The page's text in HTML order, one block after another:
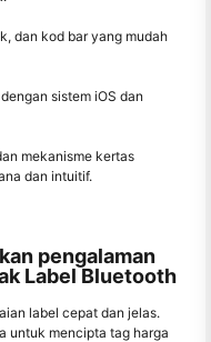
dan kod bar yang mudah
sistem iOS dan
mekanisme kertas
dan intuitif.
pengalaman
Label Bluetooth
label cepat dan jelas.
untuk mencipta tag harga